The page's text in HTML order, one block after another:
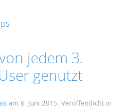
jedem 3.
genutzt
am 8. Juni 2015. Veröffentlicht in